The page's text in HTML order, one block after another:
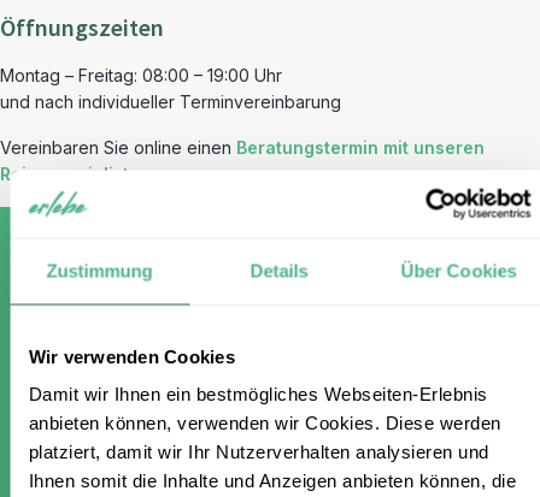
Zustimmung Details Über Cookies
Wir verwenden Cookies
Damit wir Ihnen ein bestmögliches Webseiten-Erlebnis
anbieten können, verwenden wir Cookies. Diese werden
platziert, damit wir Ihr Nutzerverhalten analysieren und
Ihnen somit die Inhalte und Anzeigen anbieten können, die
Öffnungszeiten
Montag – Freitag: 08:00 – 19:00 Uhr
und nach individueller Terminvereinbarung
Vereinbaren Sie online einen Beratungstermin mit unseren
Reisespezialisten
kostenlosen Newsletter an und
erhalten Sie einen 100 €
Gutschein